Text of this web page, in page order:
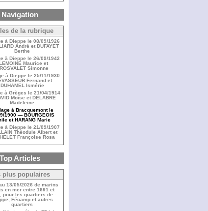
Navigation
de la rubrique
à Dieppe le 08/09/1926
André et DUFAYET
Berthe
à Dieppe le 26/09/1942
Maurice et
Simonne
à Dieppe le 25/11/1930
Fernand et
DUHAMEL Ismérie
à Grèges le 21/04/1914
Moïse et DELABRE
Madeleine
à Bracquemont le
1900 — BOURGEOIS
et HARANG Marie
à Dieppe le 21/09/1907
Théodule Albert et
Françoise Rosa
Articles
plus populaires
13/05/2026 de marins
en mer entre 1691 et
pour les quartiers de :
Fécamp et autres
quartiers